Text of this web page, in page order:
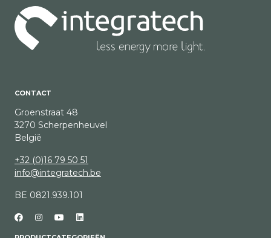
CONTACT
Groenstraat 48
3270 Scherpenheuvel
België
+32 (0)16 79 50 51
info@integratech.be
BE 0821.939.101